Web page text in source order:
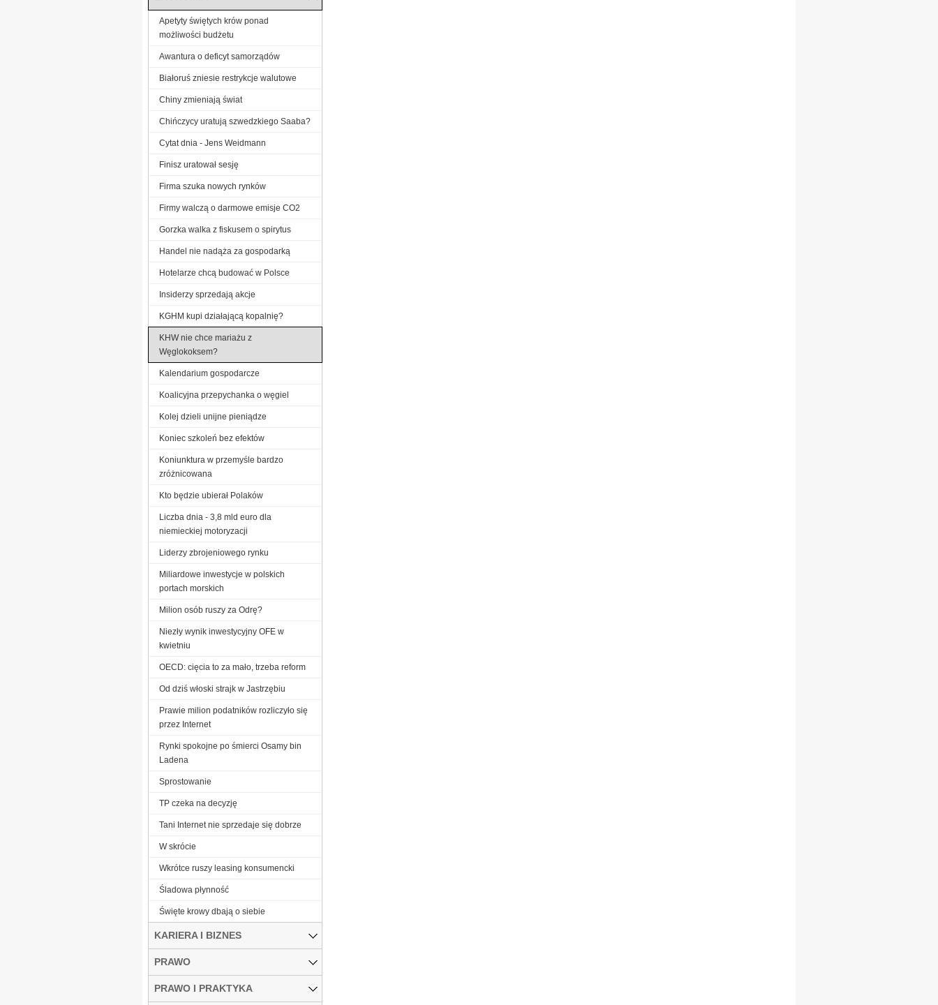
Apetyty świętych krów ponad
możliwości budżetu
Awantura o deficyt samorządów
Białoruś zniesie restrykcje walutowe
Chiny zmieniają świat
Chińczycy uratują szwedzkiego Saaba?
Cytat dnia - Jens Weidmann
Finisz uratował sesję
Firma szuka nowych rynków
Firmy walczą o darmowe emisje CO2
Gorzka walka z fiskusem o spirytus
Handel nie nadąża za gospodarką
Hotelarze chcą budować w Polsce
Insiderzy sprzedają akcje
KGHM kupi działającą kopalnię?
KHW nie chce mariażu z
Węglokoksem?
Kalendarium gospodarcze
Koalicyjna przepychanka o węgiel
Kolej dzieli unijne pieniądze
Koniec szkoleń bez efektów
Koniunktura w przemyśle bardzo
zróżnicowana
Kto będzie ubierał Polaków
Liczba dnia - 3,8 mld euro dla
niemieckiej motoryzacji
Liderzy zbrojeniowego rynku
Miliardowe inwestycje w polskich
portach morskich
Milion osób ruszy za Odrę?
Niezły wynik inwestycyjny OFE w
kwietniu
OECD: cięcia to za mało, trzeba reform
Od dziś włoski strajk w Jastrzębiu
Prawie milion podatników rozliczyło się
przez Internet
Rynki spokojne po śmierci Osamy bin
Ladena
Sprostowanie
TP czeka na decyzję
Tani Internet nie sprzedaje się dobrze
W skrócie
Wkrótce ruszy leasing konsumencki
Śladowa płynność
Święte krowy dbają o siebie
KARIERA I BIZNES
PRAWO
PRAWO I PRAKTYKA